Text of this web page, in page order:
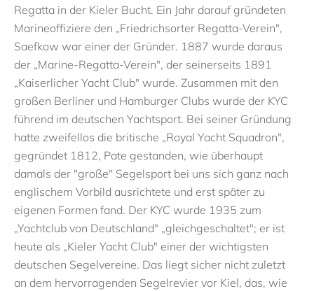
Regatta in der Kieler Bucht. Ein Jahr darauf gründeten
Marineoffiziere den „Friedrichsorter Regatta-Verein",
Saefkow war einer der Gründer. 1887 wurde daraus
der „Marine-Regatta-Verein", der seinerseits 1891
„Kaiserlicher Yacht Club" wurde. Zusammen mit den
großen Berliner und Hamburger Clubs wurde der KYC
führend im deutschen Yachtsport. Bei seiner Gründung
hatte zweifellos die britische „Royal Yacht Squadron",
gegründet 1812, Pate gestanden, wie überhaupt
damals der "große" Segelsport bei uns sich ganz nach
englischem Vorbild ausrichtete und erst später zu
eigenen Formen fand. Der KYC wurde 1935 zum
„Yachtclub von Deutschland" „gleichgeschaltet"; er ist
heute als „Kieler Yacht Club" einer der wichtigsten
deutschen Segelvereine. Das liegt sicher nicht zuletzt
an dem hervorragenden Segelrevier vor Kiel, das, wie